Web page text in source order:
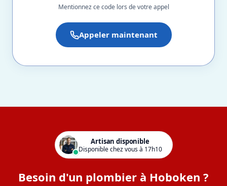
Mentionnez ce code lors de votre appel
Appeler maintenant
Artisan disponible
Disponible chez vous à 17h10
Besoin d'un plombier à Hoboken ?